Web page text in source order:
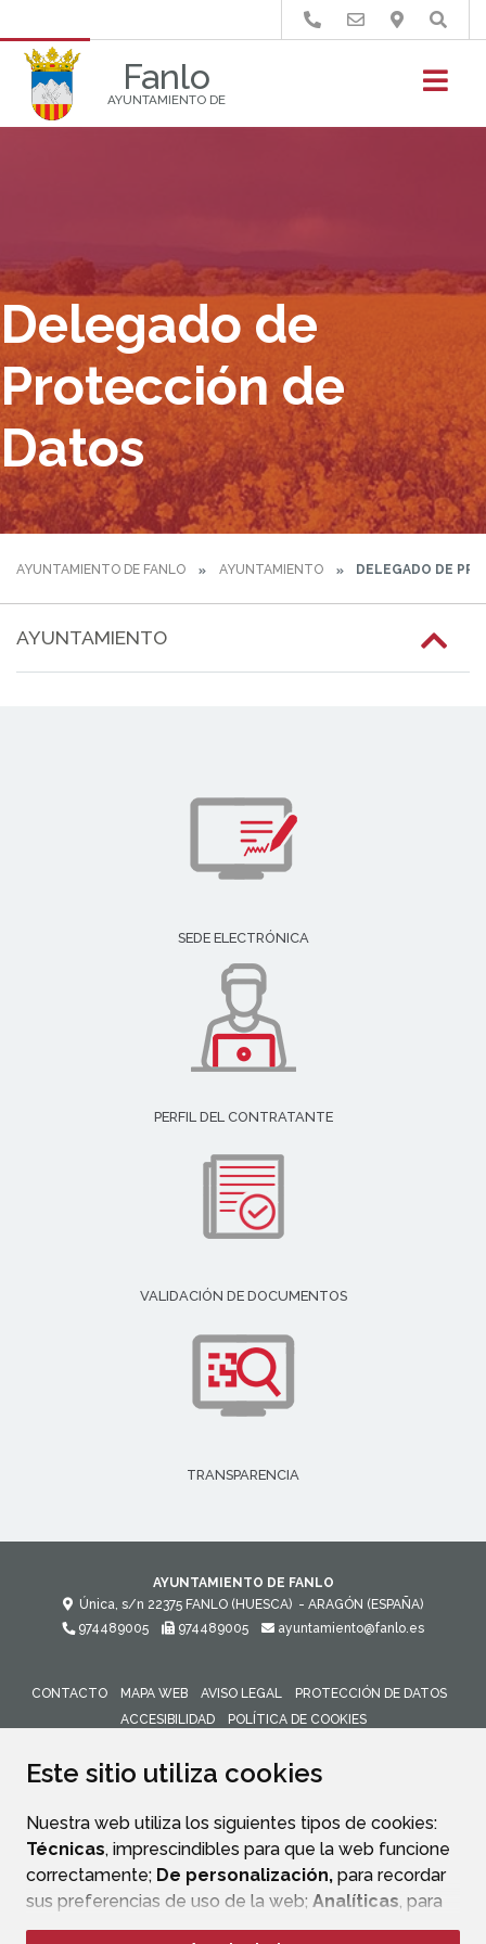
Este sitio utiliza cookies
Nuestra web utiliza los siguientes tipos de cookies:
Técnicas, imprescindibles para que la web funcione
correctamente; De personalización, para recordar
sus preferencias de uso de la web; Analíticas, para
mejorar el funcionamiento de la web y sus servicios.
Fanlo
AYUNTAMIENTO DE
Buscar
Delegado de
Protección de
Datos
AYUNTAMIENTO DE FANLO AYUNTAMIENTO DELEGADO DE
AYUNTAMIENTO
SEDE ELECTRÓNICA
PERFIL DEL CONTRATANTE
VALIDACIÓN DE DOCUMENTOS
TRANSPARENCIA
AYUNTAMIENTO DE FANLO
Única, s/n 22375 FANLO (HUESCA) - ARAGÓN (ESPAÑA)
974489005
974489005 ayuntamiento@fanlo.es
CONTACTO MAPA WEB AVISO LEGAL
PROTECCIÓN DE DATOS
ACCESIBILIDAD
POLÍTICA DE COOKIES